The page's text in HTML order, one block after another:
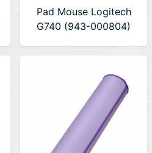
Pad Mouse Logitech
G740 (943-000804)